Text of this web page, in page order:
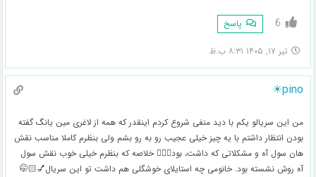
6 پاسخ
تیر ۱۷, ۱۴۰۵ ۸:۳۱ ب.ظ
pino☀
من این سریالو یکم با دید منفی شروع کردم اینقدر که همه از لاغری مین یانگ گفته
بودن انتظار داشتم با یه چیز خیلی عجیب رو به رو بشم ولی بنظرم کاملا مناسب نقش
هان سول آه و مشکلاتی که داشت، بود💁🏻‍♀️ خلاصه که بنظرم خیلی خوب نقش سول
آه روش نشسته بود. خانومی چه استایلای خوشگلی هم داشت تو این سریال💅🏻🤭